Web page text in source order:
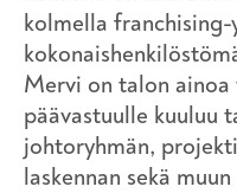
kolmella
Mervi on talon
päävastuulle kuuluu
johtoryhmän,
laskennan sekä